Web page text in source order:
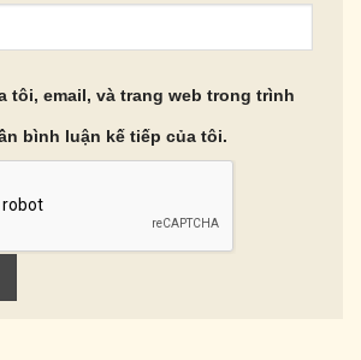
tôi, email, và trang web trong trình
bình luận kế tiếp của tôi.